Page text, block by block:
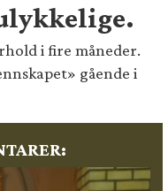
i fire måneder.
gående i